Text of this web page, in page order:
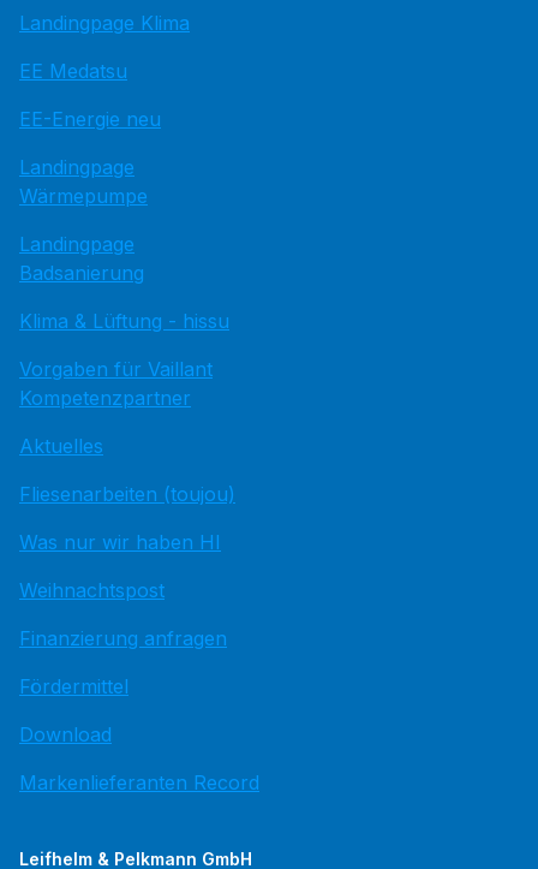
Landingpage Klima
EE Medatsu
EE-Energie neu
Landingpage
Wärmepumpe
Landingpage
Badsanierung
Klima & Lüftung - hissu
Vorgaben für Vaillant
Kompetenzpartner
Aktuelles
Fliesenarbeiten (toujou)
Was nur wir haben HI
Weihnachtspost
Finanzierung anfragen
Fördermittel
Download
Markenlieferanten Record
Leifhelm & Pelkmann GmbH